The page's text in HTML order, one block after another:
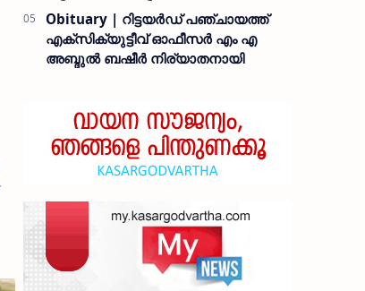
Obituary | റിട്ടയർഡ് പഞ്ചായത്ത്
എക്സിക്യുട്ടീവ് ഓഫീസർ എം എ
അബ്ദുൽ ബഷീർ നിര്യാതനായി